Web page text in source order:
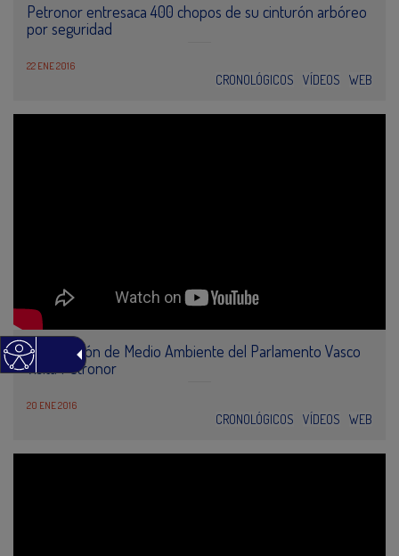
Petronor entresaca 400 chopos de su cinturón arbóreo
por seguridad
22 ENE 2016
CRONOLÓGICOS VÍDEOS WEB
La Comisión de Medio Ambiente del Parlamento Vasco
visita Petronor
20 ENE 2016
CRONOLÓGICOS VÍDEOS WEB